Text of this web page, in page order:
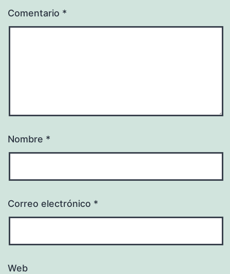
Comentario *
Nombre *
Correo electrónico *
Web